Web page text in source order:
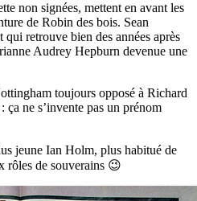
non signées, mettent en avant les
de Robin des bois. Sean
retrouve bien des années après
Audrey Hepburn devenue une
toujours opposé à Richard
ne s’invente pas un prénom
jeune Ian Holm, plus habitué de
rôles de souverains 😉